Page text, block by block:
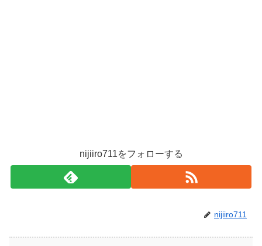
nijiiro711をフォローする
nijiiro711